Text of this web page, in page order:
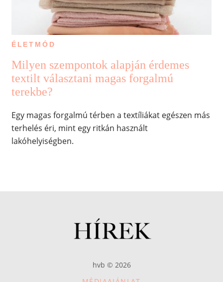
ÉLETMÓD
Milyen szempontok alapján érdemes
textilt választani magas forgalmú
terekbe?
Egy magas forgalmú térben a textíliákat egészen más
terhelés éri, mint egy ritkán használt
lakóhelyiségben.
hvb © 2026